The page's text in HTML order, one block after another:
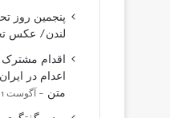
پنجمین روز
لندن/ عکس
اقدام
اعدام در
متن
آگوست 1, 2026